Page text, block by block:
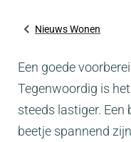
Nieuws Wonen
Een goede
Tegenwoordig is
steeds lastiger.
beetje spannend